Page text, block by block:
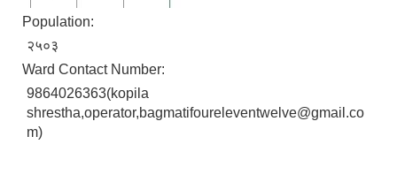
Population:
२५०३
Ward Contact Number:
9864026363(kopila
shrestha,operator,bagmatifoureleventwelve@gmail.co
m)